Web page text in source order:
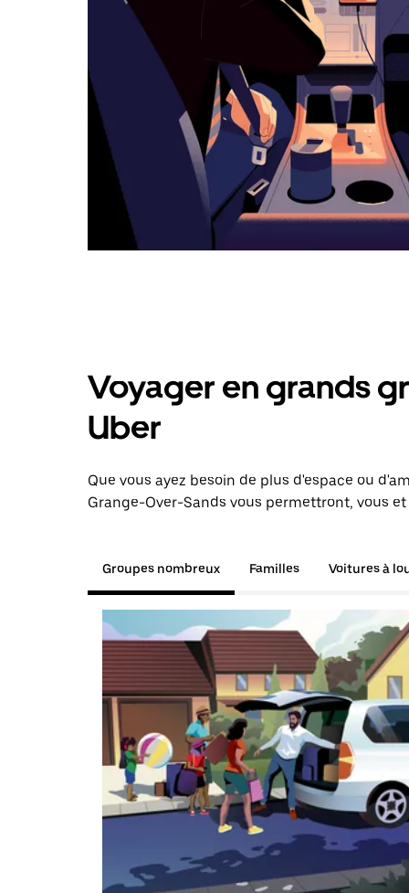
Voyager en grands
Uber
Que vous ayez besoin de plus d'espace ou
Grange-Over-Sands vous permettront, vous
Groupes nombreux Familles Voitures à